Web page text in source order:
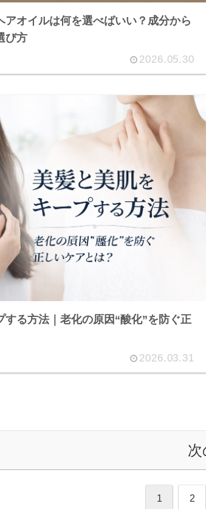
アオイルは何を選べばいい？成分から
び方
2026.05.30
する方法｜老化の原因“酸化”を防ぐ正
2026.03.31
次
1 2